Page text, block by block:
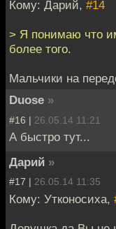
Кому: Дарий, #14
> Я понимаю что
более того.
Мальчики на
Duose »
#16 | 26.05.14 11:21
А быстро тут...
Дарий »
#17 | 26.05.14 11:35
Кому: Утконосиха,